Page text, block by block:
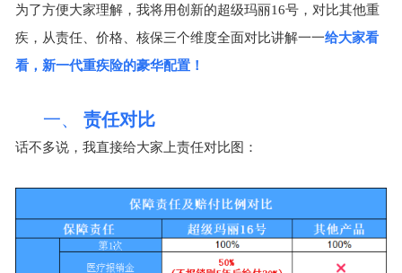
为了方便大家理解，我将用创新的超级玛丽16号，对比其他重
疾，从责任、价格、核保三个维度全面对比讲解一一给大家看
看，新一代重疾险的豪华配置！
一、 责任对比
话不多说，我直接给大家上责任对比图：